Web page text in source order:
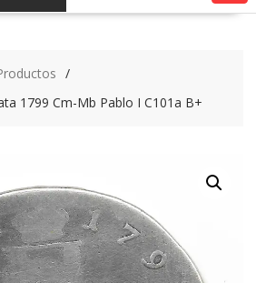
1799 Cm-Mb Pablo I C101a B+